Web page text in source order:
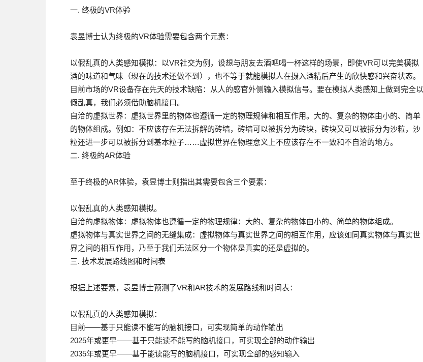
一. 终极的VR体验
袁昱博士认为终极的VR体验需要包含两个元素：
以假乱真的人类感知模拟：以VR社交为例，设想与朋友去酒吧喝一杯这样的场景，即使VR可以完美模拟
酒的味道和气味（现在的技术还做不到），也不等于就能模拟人在摄入酒精后产生的欣快感和兴奋状态。
目前市场的VR设备存在先天的技术缺陷：从人的感官外侧输入模拟信号。要在模拟人类感知上做到完全以
假乱真，我们必须借助脑机接口。
自洽的虚拟世界：虚拟世界里的物体也遵循一定的物理规律和相互作用。大的、复杂的物体由小的、简单
的物体组成。例如：不应该存在无法拆解的砖墙，砖墙可以被拆分为砖块，砖块又可以被拆分为沙粒，沙
粒还进一步可以被拆分到基本粒子……虚拟世界在物理意义上不应该存在不一致和不自洽的地方。
二. 终极的AR体验
至于终极的AR体验，袁昱博士则指出其需要包含三个要素：
以假乱真的人类感知模拟。
自洽的虚拟物体：虚拟物体也遵循一定的物理规律：大的、复杂的物体由小的、简单的物体组成。
虚拟物体与真实世界之间的无缝集成：虚拟物体与真实世界之间的相互作用，应该如同真实物体与真实世
界之间的相互作用，乃至于我们无法区分一个物体是真实的还是虚拟的。
三. 技术发展路线图和时间表
根据上述要素，袁昱博士预测了VR和AR技术的发展路线和时间表：
以假乱真的人类感知模拟：
目前——基于只能读不能写的脑机接口，可实现简单的动作输出
2025年或更早——基于只能读不能写的脑机接口，可实现全部的动作输出
2035年或更早——基于能读能写的脑机接口，可实现全部的感知输入